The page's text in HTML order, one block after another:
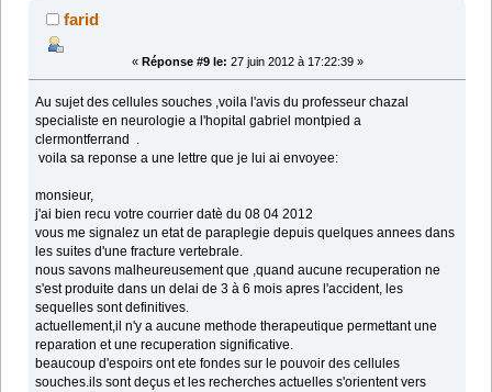
farid
« Réponse #9 le: 27 juin 2012 à 17:22:39 »
Au sujet des cellules souches ,voila l'avis du professeur chazal
specialiste en neurologie a l'hopital gabriel montpied a
clermontferrand .
voila sa reponse a une lettre que je lui ai envoyee:
monsieur,
j'ai bien recu votre courrier datè du 08 04 2012
vous me signalez un etat de paraplegie depuis quelques annees dans
les suites d'une fracture vertebrale.
nous savons malheureusement que ,quand aucune recuperation ne
s'est produite dans un delai de 3 à 6 mois apres l'accident, les
sequelles sont definitives.
actuellement,il n'y a aucune methode therapeutique permettant une
reparation et une recuperation significative.
beaucoup d'espoirs ont ete fondes sur le pouvoir des cellules
souches.ils sont deçus et les recherches actuelles s'orientent vers